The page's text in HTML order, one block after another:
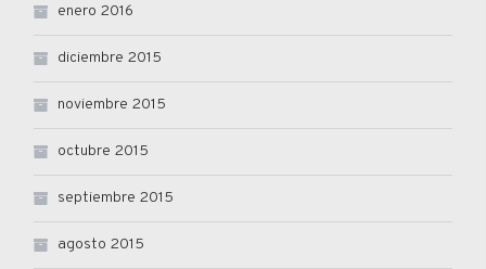
enero 2016
diciembre 2015
noviembre 2015
octubre 2015
septiembre 2015
agosto 2015